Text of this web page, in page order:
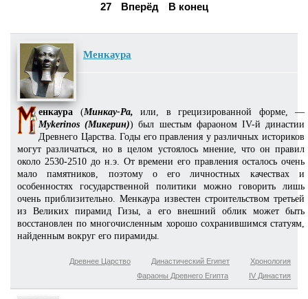
27
Вперёд В конец
Менкаура
енкаура (Минкау-Ра, или, в грецизированной форме, —
Mykerinos (Микерин)) был шестым фараоном IV-й династии
Древнего Царства. Годы его правления у различных историков
могут различаться, но в целом устоялось мнение, что он правил
около 2530-2510 до н.э. От времени его правления осталось очень
мало памятников, поэтому о его личностных качествах и
особенностях государственной политики можно говорить лишь
очень приблизительно. Менкаура известен строительством третьей
из Великих пирамид Гизы, а его внешний облик может быть
восстановлен по многочисленным хорошо сохранившимся статуям,
найденным вокруг его пирамиды.
Хронология
Династический Египет
Древнее Царство
IV Династия
Фараоны Древнего Египта